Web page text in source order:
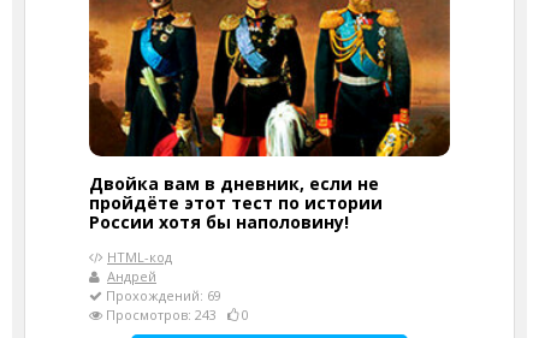
Двойка вам в дневник, если не
пройдёте этот тест по истории
России хотя бы наполовину!
HTML-код
Андрей
Прохождений: 69
Просмотров: 243
0